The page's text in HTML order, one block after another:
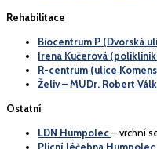
Rehabilitace
Biocentrum P (Dvorská
Irena Kučerová
R-centrum (ulice
Želiv – MUDr. Robert
Ostatní
LDN Humpolec– vrchní